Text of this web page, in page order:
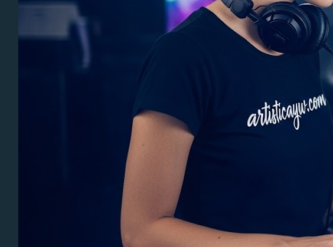
13. Mix Track 13 - DJ Edition
16. Mix Track 16 - DJ Edition
17. Mix Track 17 - DJ Edition
18. Mix Track 18 - DJ Edition
19. Mix Track 19 - DJ Edition
20. Mix Track 20 - DJ Edition